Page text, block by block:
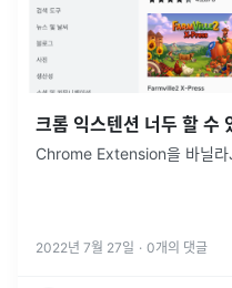
크롬 익스텐션 너두 할 수
Chrome Extension을 바닐라
2022년 7월 27일 · 0개의 댓글